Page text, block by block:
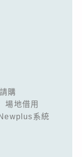
購
場地借用
系統